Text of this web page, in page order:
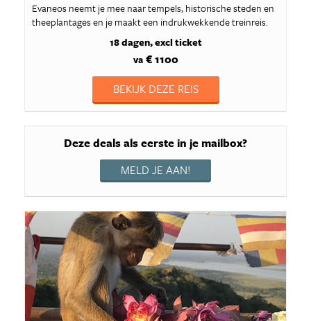
Evaneos neemt je mee naar tempels, historische steden en
theeplantages en je maakt een indrukwekkende treinreis.
18 dagen excl ticket
va€ 1100
BEKIJK DEZE REIS
Deze deals als eerste in je mailbox?
MELD JE AAN!